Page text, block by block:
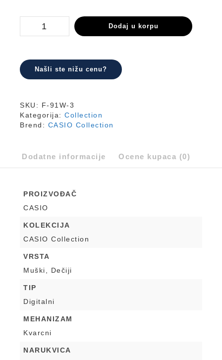
3
Dodaj u korpu
Našli ste nižu cenu?
SKU: F-91W-3
Kategorija: Collection
Brend: CASIO Collection
Dodatne informacije Ocene kupaca (0)
PROIZVOĐAČ
CASIO
KOLEKCIJA
CASIO Collection
VRSTA
Muški, Dečiji
TIP
Digitalni
MEHANIZAM
Kvarcni
NARUKVICA